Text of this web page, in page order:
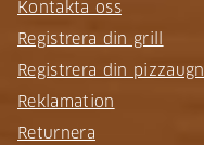
Kontakta oss
Registrera din grill
Registrera din pizzaugn
Reklamation
Returnera